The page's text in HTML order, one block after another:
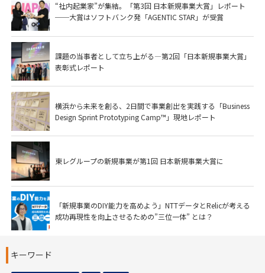
“社内起業家”が集結。「第3回 日本新規事業大賞」レポート
──大賞はソフトバンク発「AGENTIC STAR」が受賞
課題の当事者として立ち上がる―第2回「日本新規事業大賞」
表彰式レポート
横浜から未来を創る、2日間で事業創出を実践する「Business
Design Sprint Prototyping Camp™」現地レポート
東レグループの新規事業が第1回 日本新規事業大賞に
「新規事業のDIY能力を高めよう」NTTデータとRelicが考える
成功再現性を向上させるための”三位一体” とは？
キーワード